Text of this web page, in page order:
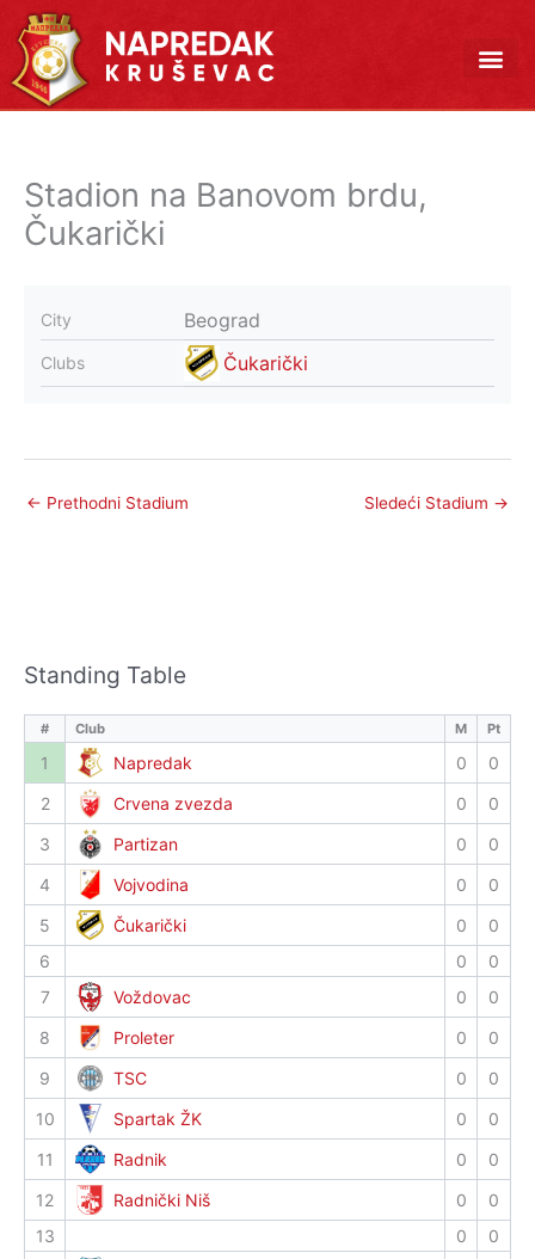
Pređi
na
sadržaj
Stadion na Banovom brdu,
Čukarički
City Beograd
Clubs Čukarički
← Prethodni Stadium Sledeći Stadium →
Standing Table
# Club M Pt
1 Napredak 0
0
2
Crvena zvezda 0
0
3
Partizan 0
0
4
Vojvodina 0
0
5
Čukarički 0
0
6
0
0
7
Voždovac 0
0
8
Proleter 0
0
9
TSC 0
0
10
Spartak ŽK 0
0
11
Radnik 0
0
12
Radnički Niš 0
0
13
0
0